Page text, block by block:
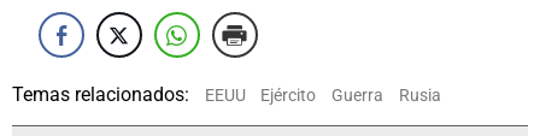
Temas relacionados: EEUU Ejército Guerra Rusia